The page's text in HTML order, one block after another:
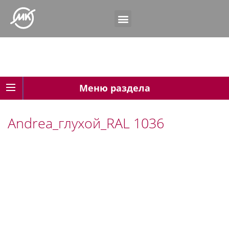
Меню раздела
Andrea_глухой_RAL 1036